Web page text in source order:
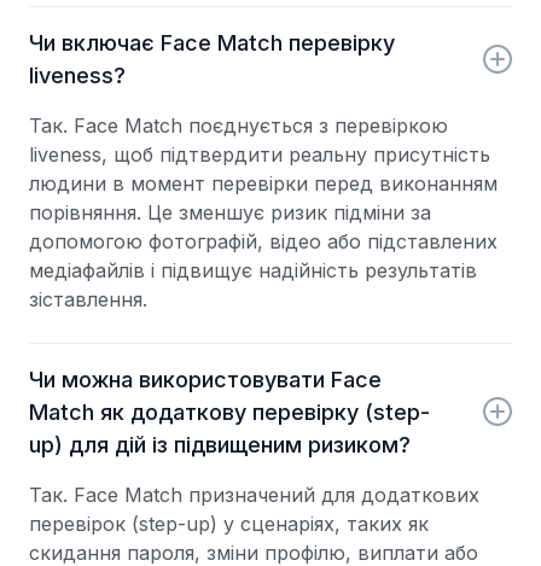
Чи включає Face Match перевірку
liveness?
Так. Face Match поєднується з перевіркою
liveness, щоб підтвердити реальну присутність
людини в момент перевірки перед виконанням
порівняння. Це зменшує ризик підміни за
допомогою фотографій, відео або підставлених
медіафайлів і підвищує надійність результатів
зіставлення.
Чи можна використовувати Face
Match як додаткову перевірку (step-
up) для дій із підвищеним ризиком?
Так. Face Match призначений для додаткових
перевірок (step-up) у сценаріях, таких як
скидання пароля, зміни профілю, виплати або